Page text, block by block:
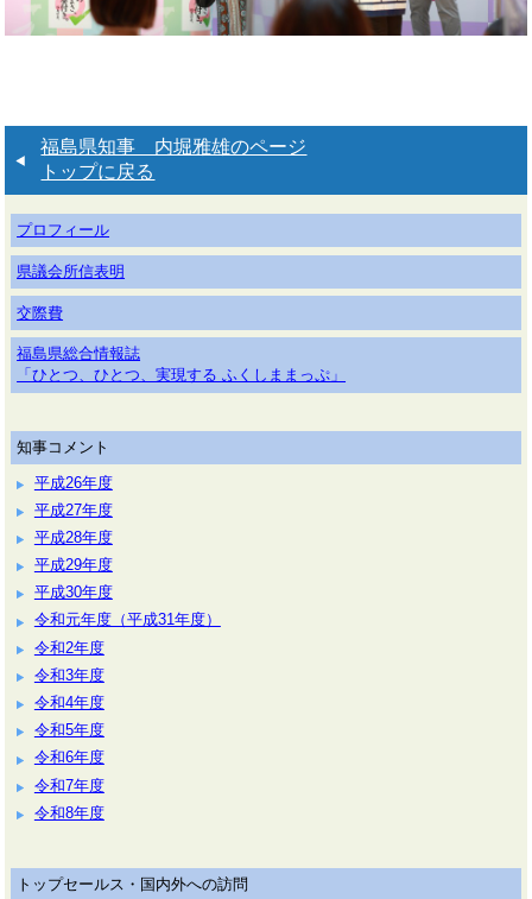
福島県知事 内堀雅雄のページ
トップに戻る
プロフィール
県議会所信表明
交際費
福島県総合情報誌
「ひとつ、ひとつ、実現する ふくしままっぷ」
知事コメント
平成26年度
平成27年度
平成28年度
平成29年度
平成30年度
令和元年度（平成31年度）
令和2年度
令和3年度
令和4年度
令和5年度
令和6年度
令和7年度
令和8年度
トップセールス・国内外への訪問